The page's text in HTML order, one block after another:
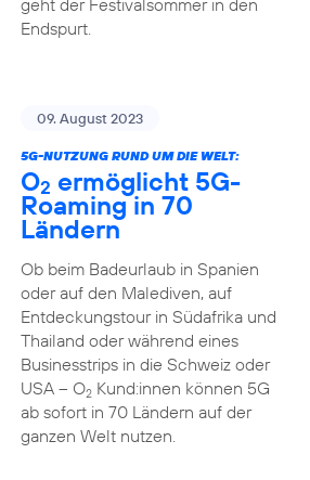
geht der Festivalsommer in den
Endspurt.
09. August 2023
5G-NUTZUNG RUND UM DIE WELT:
O2 ermöglicht 5G-
Roaming in 70
Ländern
Ob beim Badeurlaub in Spanien
oder auf den Malediven, auf
Entdeckungstour in Südafrika und
Thailand oder während eines
Businesstrips in die Schweiz oder
USA – O2Kund:innen können 5G
ab sofort in 70 Ländern auf der
ganzen Welt nutzen.